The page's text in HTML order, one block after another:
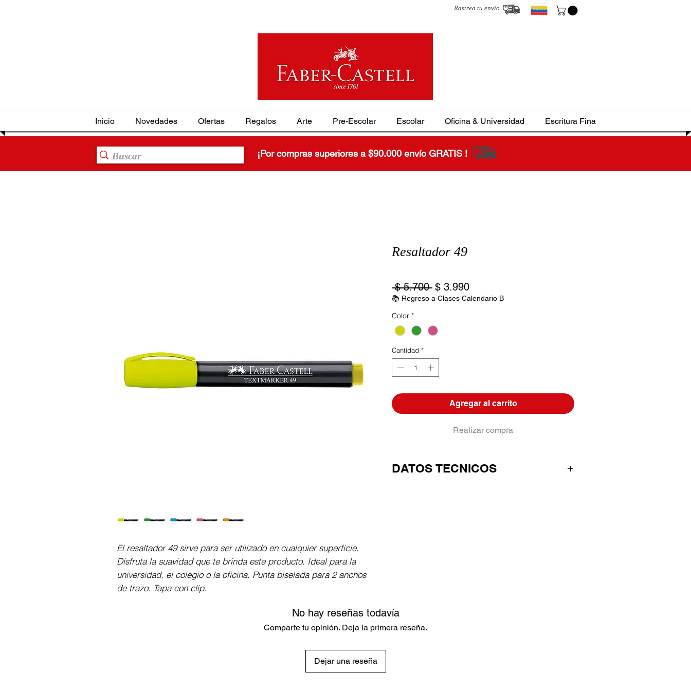
Rastrea tu envío
Inicio Novedades Ofertas Regalos Arte Pre-Escolar Escolar Oficina & Universidad Escritura Fina
¡Por compras superiores a $90.000 envío GRATIS !
El resaltador 49 sirve para ser utilizado en cualquier superficie.
Disfruta la suavidad que te brinda este producto. Ideal para la
universidad, el colegio o la oficina. Punta biselada para 2 anchos
de trazo. Tapa con clip.
Resaltador 49
$ 5.700 Precio
$ 3.990Precio
de
📚 Regreso a Clases Calendario B
Color *
Cantidad *
Agregar al carrito
Realizar compra
DATOS TECNICOS
No hay reseñas todavía
Comparte tu opinión. Deja la primera reseña.
Dejar una reseña